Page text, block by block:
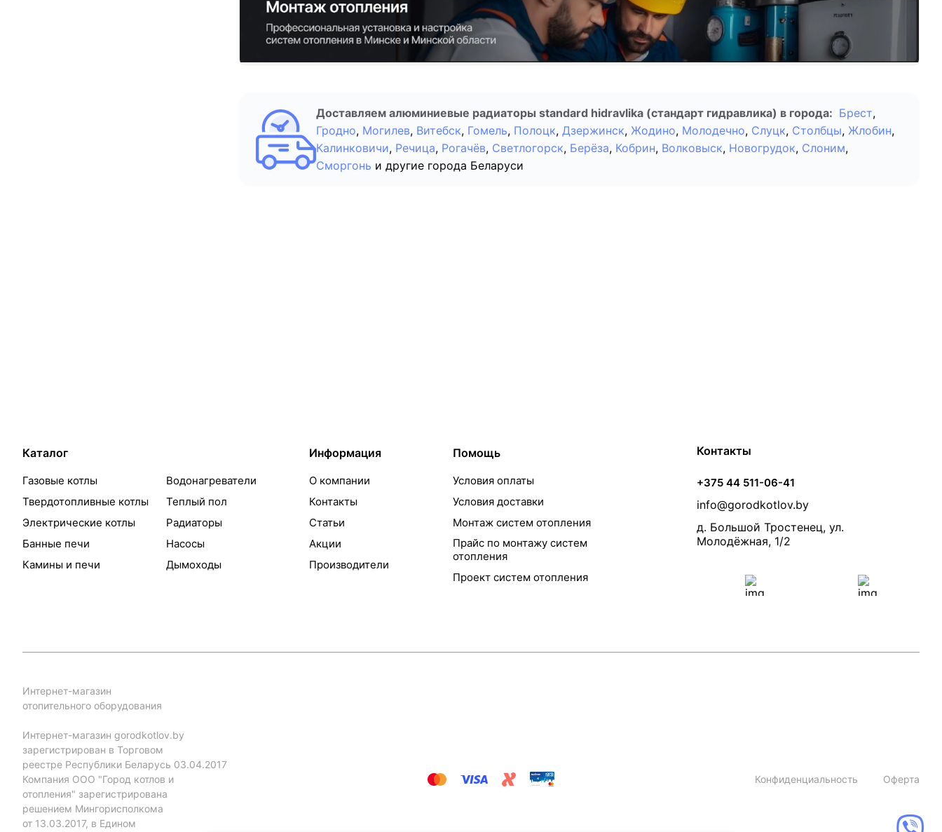
Доставляем алюминиевые радиаторы standard hidravlika (стандарт гидравлика) в города: Брест,
Гродно, Могилев, Витебск, Гомель, Полоцк, Дзержинск, Жодино, Молодечно, Слуцк, Столбцы, Жлобин,
Калинковичи, Речица, Рогачёв, Светлогорск, Берёза, Кобрин, Волковыск, Новогрудок, Слоним,
Сморгонь и другие города Беларуси
Каталог
Газовые котлы
Твердотопливные котлы
Электрические котлы
Банные печи
Камины и печи
Водонагреватели
Теплый пол
Радиаторы
Насосы
Дымоходы
Информация
О компании
Контакты
Статьи
Акции
Производители
Помощь
Условия оплаты
Условия доставки
Монтаж систем отопления
Прайс по монтажу систем
отопления
Проект систем отопления
Контакты
+375 44 511-06-41
info@gorodkotlov.by
д. Большой Тростенец, ул.
Молодёжная, 1/2
Интернет-магазин
отопительного оборудования
Интернет-магазин gorodkotlov.by
зарегистрирован в Торговом
реестре Республики Беларусь 03.04.2017
Компания ООО "Город котлов и
отопления" зарегистрирована
решением Мингорисполкома
от 13.03.2017, в Едином
Конфиденциальность Оферта